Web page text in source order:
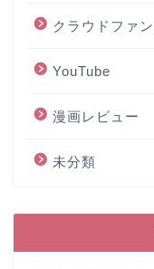
クラウドファ
YouTube
漫画レビュー
未分類